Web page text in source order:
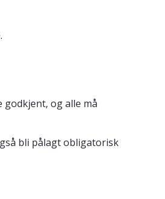
og alle må
bli pålagt obligatorisk